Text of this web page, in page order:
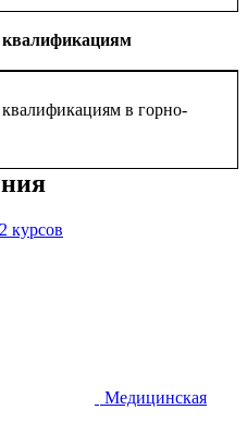
в горно-
курсов
Медицинская